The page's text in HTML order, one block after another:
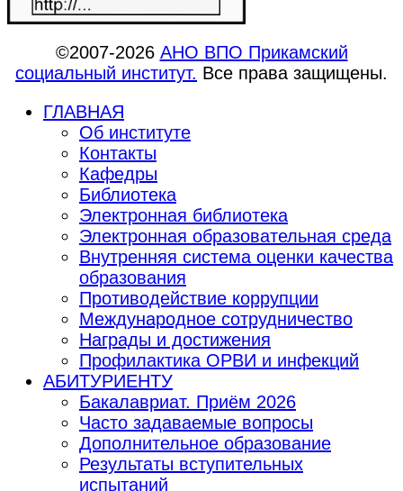
©2007-2026 АНО ВПО Прикамский
социальный институт. Все права защищены.
ГЛАВНАЯ
Об институте
Контакты
Кафедры
Библиотека
Электронная библиотека
Электронная образовательная среда
Внутренняя система оценки качества
образования
Противодействие коррупции
Международное сотрудничество
Награды и достижения
Профилактика ОРВИ и инфекций
АБИТУРИЕНТУ
Бакалавриат. Приём 2026
Часто задаваемые вопросы
Дополнительное образование
Результаты вступительных
испытаний